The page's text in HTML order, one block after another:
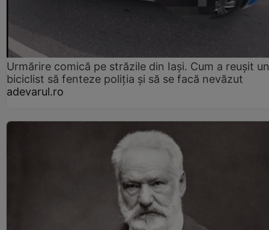
Urmărire comică pe străzile din Iași. Cum a reușit un
biciclist să fenteze poliția și să se facă nevăzut
adevarul.ro